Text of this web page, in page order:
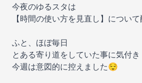
今夜のゆるスタは
【時間の使い方を見直し】につい
ふと、ほぼ毎日
とある寄り道をしていた事に気付き
今週は意図的に控えました😌